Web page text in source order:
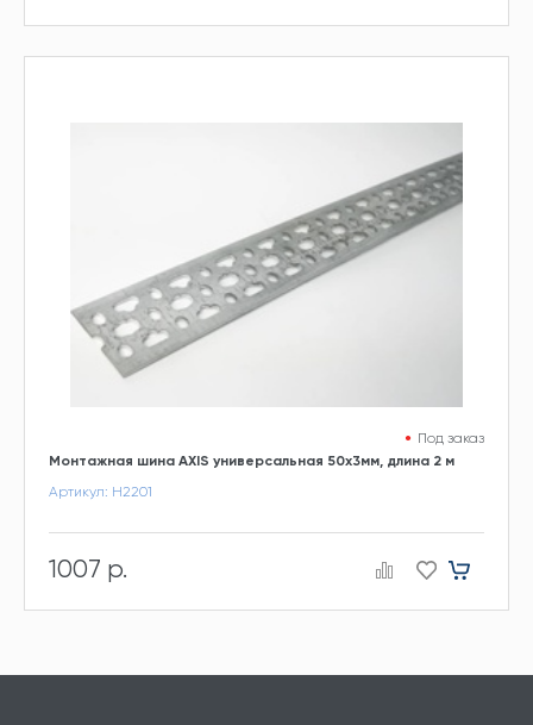
Под заказ
Монтажная шина AXIS универсальная 50х3мм, длина 2 м
Артикул: Н2201
1007 р.